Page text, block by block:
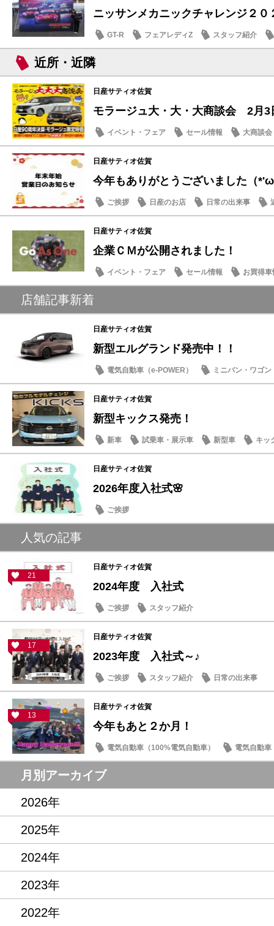
ニッサンメカニックチャレンジ２０
GT-R フェアレディZ スタッフ紹介
近所・近隣
日産サティオ佐賀
モラージュ大・大・大商談会 2月3
イベント・フェア セール情報 大商談会
日産サティオ佐賀
今年もありがとうございました（
ご挨拶 日産のお店 日常の出来事
日産サティオ佐賀
企業ＣＭが公開されました！
イベント・フェア セール情報
お買得車
近所・近隣
店舗記事新着
日産サティオ佐賀
新型エルグランド発売中！！
電気自動車（e-POWER） ミニバン・ワゴン
日産サティオ佐賀
新型キックス発売！
新車 試乗車・展示車 新型車 キッ
日産サティオ佐賀
2026年度入社式🌸
ご挨拶
人気の記事
21
日産サティオ佐賀
2024年度 入社式
ご挨拶 スタッフ紹介
17
日産サティオ佐賀
2023年度 入社式～♪
ご挨拶 スタッフ紹介 日常の出来事
13
日産サティオ佐賀
今年もあと２か月！
電気自動車（100%電気自動車）
電気自動車
イベント・フェア
月別アーカイブ
2026年
2025年
2024年
2023年
2022年